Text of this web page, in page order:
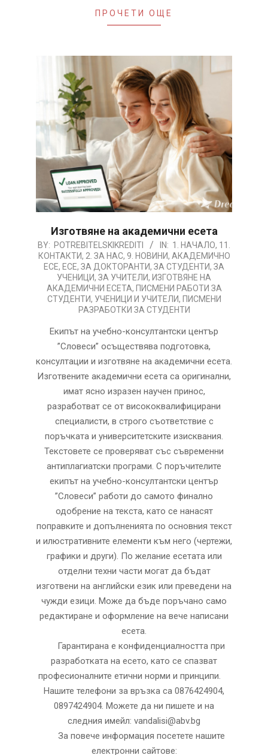
ПРОЧЕТИ ОЩЕ
Изготвяне на академични есета
2026-
08-
BY: POTREBITELSKIKREDITI IN: 1. НАЧАЛО, 11.
КОНТАКТИ, 2. ЗА НАС, 9. НОВИНИ, АКАДЕМИЧНО
ЕСЕ, ЕСЕ, ЗА ДОКТОРАНТИ, ЗА СТУДЕНТИ, ЗА
УЧЕНИЦИ, ЗА УЧИТЕЛИ, ИЗГОТВЯНЕ НА
АКАДЕМИЧНИ ЕСЕТА, ПИСМЕНИ РАБОТИ ЗА
СТУДЕНТИ, УЧЕНИЦИ И УЧИТЕЛИ, ПИСМЕНИ
РАЗРАБОТКИ ЗА СТУДЕНТИ
Екипът на учебно-консултантски център
”Словеси” осъществява подготовка,
консултации и изготвяне на академични есета.
Изготвeните академични есета са оригинални,
имат ясно изразен научен принос,
разработват се от висококвалифицирани
специалисти, в строго съответствие с
поръчката и университетските изисквания.
Текстовете се проверяват със съвременни
антиплагиатски програми. С поръчителите
екипът на учебно-консултантски център
”Словеси” работи до самото финално
одобрение на текста, като се нанасят
поправките и допълненията по основния текст
и илюстративните елементи към него (чертежи,
графики и други). По желание есетата или
отделни техни части могат да бъдат
изготвени на английски език или преведени на
чужди езици. Може да бъде поръчано само
редактиране и оформление на вече написани
есета.
Гарантирана е конфиденциалността при
разработката на есето, като се спазват
професионалните етични норми и принципи.
Нашите телефони за връзка са 0876424904,
0897424904. Можете да ни пишете и на
следния имейл: vandalisi@abv.bg
За повече информация посетете нашите
електронни сайтове: